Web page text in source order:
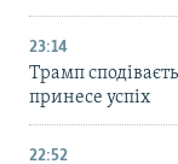
23:14
Трамп
принесе успіх
22:52